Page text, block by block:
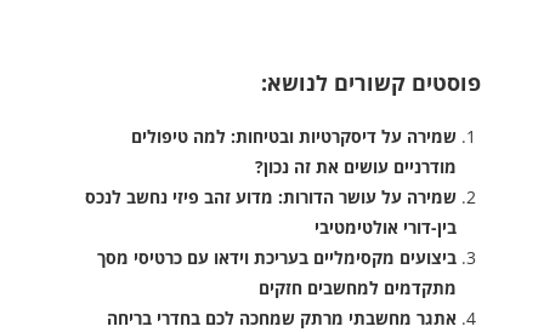
פוסטים קשורים לנושא:
שמירה על דיסקרטיות ובטיחות: למה טיפולים
מודרניים עושים את זה נכון?
שמירה על עושר הדורות: מדוע זהב פיזי נחשב לנכס
בין-דורי אולטימטיבי
ביצועים מקסימליים בעריכת וידאו עם כרטיסי מסך
מתקדמים למחשבים חזקים
אתגר מחשבתי מרתק שמחכה לכם בחדרי בריחה